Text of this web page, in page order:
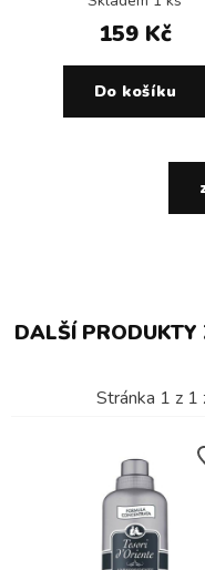
159 Kč
Do košíku
DALŠÍ PRODUKTY
Stránka 1 z 1